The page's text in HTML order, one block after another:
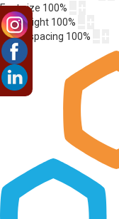
Font size 100%
Line height 100%
Letter spacing 100%